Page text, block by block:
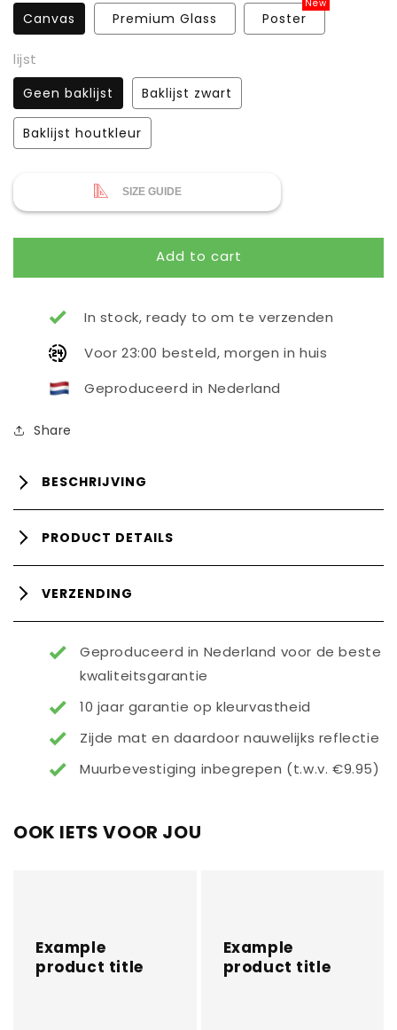
Canvas Premium Glass
New
Poster
lijst
Geen baklijst Baklijst zwart
Baklijst houtkleur
SIZE GUIDE
Add to cart
In stock, ready to om te verzenden
Voor 23:00 besteld, morgen in huis
Geproduceerd in Nederland
Share
BESCHRIJVING
PRODUCT DETAILS
VERZENDING
Geproduceerd in Nederland voor de beste
kwaliteitsgarantie
10 jaar garantie op kleurvastheid
Zijde mat en daardoor nauwelijks reflectie
Muurbevestiging inbegrepen (t.w.v. €9.95)
OOK IETS VOOR JOU
Example
product title
Example
product title